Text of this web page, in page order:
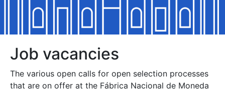
Show/Hide
Show/Hide
Show/Hide
Job vacancies
The various open calls for open selection processes
that are on offer at the Fábrica Nacional de Moneda